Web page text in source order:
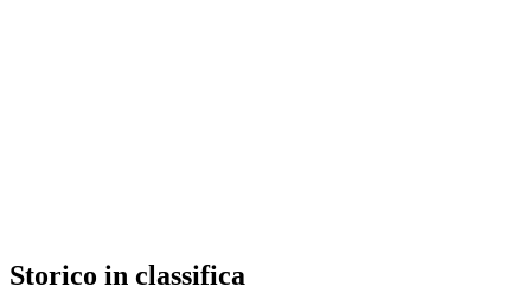
Storico in classifica